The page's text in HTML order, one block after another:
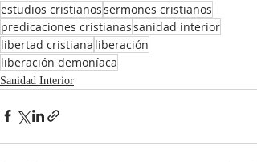
estudios cristianossermones cristianos
predicaciones cristianassanidad interior
libertad cristiana liberación
liberación demoníaca
Sanidad Interior